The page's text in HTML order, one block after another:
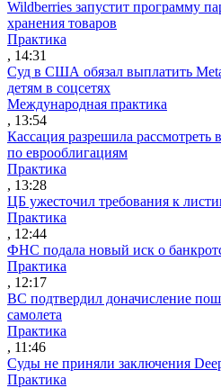
Wildberries запустит программу
хранения товаров
Практика
, 14:31
Суд в США обязал выплатить
детям в соцсетях
Международная практика
, 13:54
Кассация разрешила
по еврооблигациям
Практика
, 13:28
ЦБ ужесточил требования к
Практика
, 12:44
ФНС подала новый иск о
Практика
, 12:17
ВС подтвердил доначисление
самолета
Практика
, 11:46
Суды не приняли заключения
Практика